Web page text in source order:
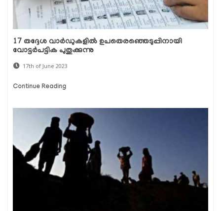
17 തദ്ദേശ വാർഡുകളിൽ ഉപതെരഞ്ഞെടുപ്പിനായി
വോട്ടർപട്ടിക പുതുക്കുന്നു
17th of June 2023
Continue Reading